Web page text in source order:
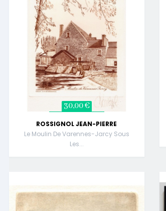
30,00 €
ROSSIGNOL JEAN-PIERRE
Le Moulin De Varennes-Jarcy Sous
Les...